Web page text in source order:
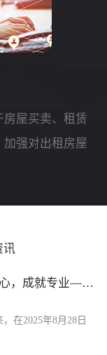
屋买卖、租赁
加强对出租房屋
讯
【喜报】淬炼匠心，成就专业——西安锦江物业在“锦天物业杯”技能竞赛中斩获佳绩
在2025年8月28日